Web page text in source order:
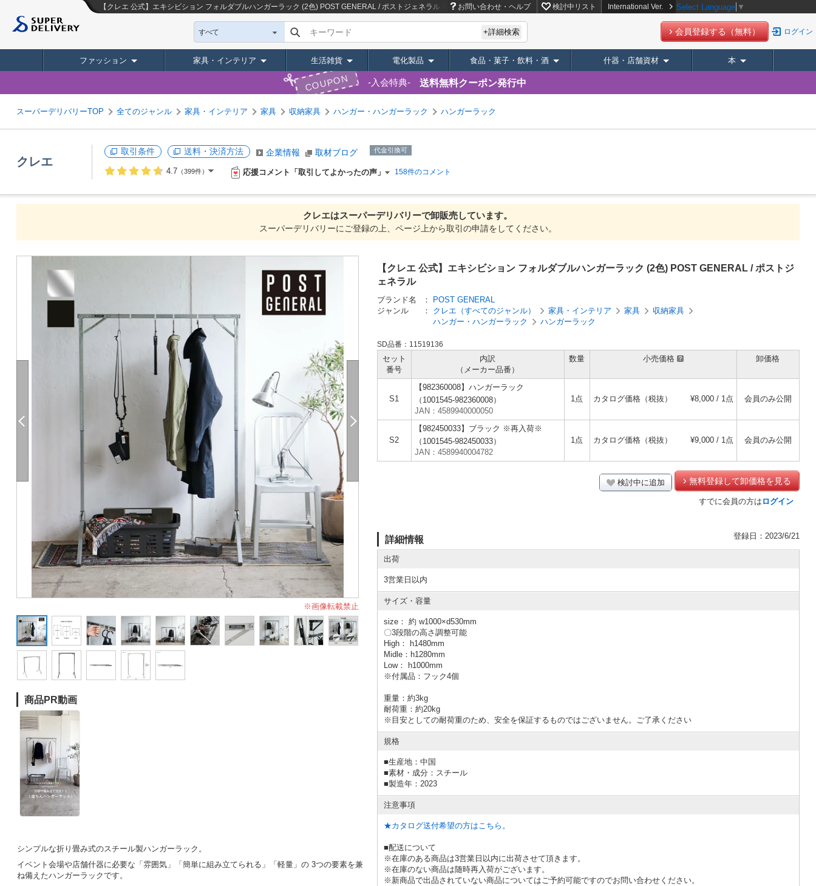
【クレエ 公式】エキシビション フォルダブルハンガーラック (2色) POST GENERAL / ポストジェネラル 商品ページ｜卸・仕入れサイト【スーパーデリバリー】
お問い合わせ・ヘルプ 検討中リスト International Ver. Select Language ▼
すべて キーワード +詳細検索 会員登録する（無料） ログイン
ファッション 家具・インテリア 生活雑貨 電化製品 食品・菓子・飲料・酒 什器・店舗資材 本
COUPON 入会特典 送料無料クーポン発行中
スーパーデリバリーTOP 全てのジャンル 家具・インテリア 家具 収納家具 ハンガー・ハンガーラック ハンガーラック
クレエ
取引条件 送料・決済方法 企業情報 取材ブログ 代金引換可
4.7（399件） 応援コメント「取引してよかったの声」 158件のコメント
クレエはスーパーデリバリーで卸販売しています。
スーパーデリバリーにご登録の上、ページ上から取引の申請をしてください。
※画像転載禁止
商品PR動画
シンプルな折り畳み式のスチール製ハンガーラック。
イベント会場や店舗什器に必要な「雰囲気」「簡単に組み立てられる」「軽量」の 3つの要素を兼
ね備えたハンガーラックです。
【クレエ 公式】エキシビション フォルダブルハンガーラック (2色) POST GENERAL / ポストジ
ェネラル
ブランド名 ：
POST GENERAL
ジャンル
： クレエ（すべてのジャンル） 家具・インテリア 家具
収納家具
ハンガー・ハンガーラック
ハンガーラック
SD品番：11519136
セット
番号
内訳
（メーカー品番）
数量 小売価格 卸価格
S1
【982360008】ハンガーラック
（1001545-982360008）
JAN：4589940000050
1点 カタログ価格（税抜） ¥8,000 / 1点 会員のみ公開
S2
【982450033】ブラック ※再入荷※
（1001545-982450033）
JAN：4589940004782
1点 カタログ価格（税抜） ¥9,000 / 1点 会員のみ公開
検討中に追加 無料登録して卸価格を見る
すでに会員の方は ログイン
詳細情報 登録日：2023/6/21
出荷
3営業日以内
サイズ・容量
size： 約 w1000×d530mm
〇3段階の高さ調整可能
High： h1480mm
Midle：h1280mm
Low： h1000mm
※付属品：フック4個
重量：約3kg
耐荷重：約20kg
※目安としての耐荷重のため、安全を保証するものではございません。ご了承ください
規格
■生産地：中国
■素材・成分：スチール
■製造年：2023
注意事項
★カタログ送付希望の方はこちら。
■配送について
※在庫のある商品は3営業日以内に出荷させて頂きます。
※在庫のない商品は随時再入荷がございます。
※新商品で出品されていない商品についてはご予約可能ですのでお問い合わせください。